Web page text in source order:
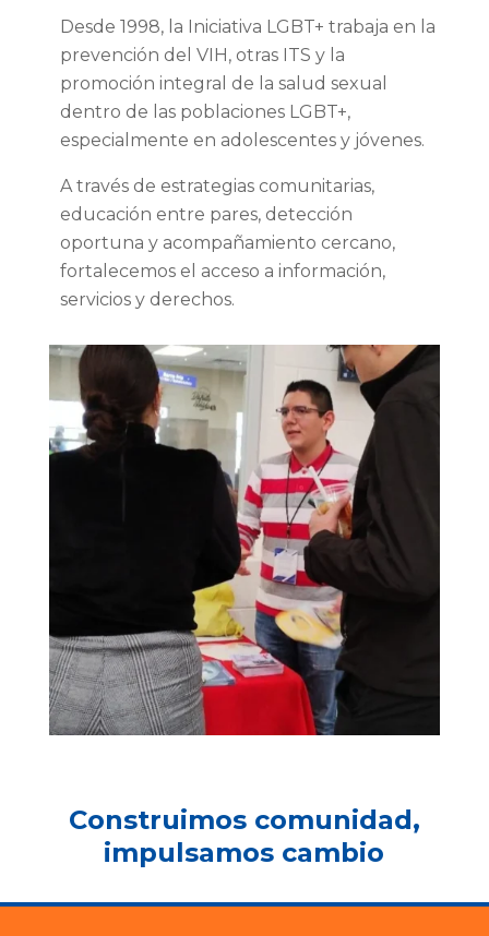
Desde 1998, la Iniciativa LGBT+ trabaja en la
prevención del VIH, otras ITS y la
promoción integral de la salud sexual
dentro de las poblaciones LGBT+,
especialmente en adolescentes y jóvenes.
A través de estrategias comunitarias,
educación entre pares, detección
oportuna y acompañamiento cercano,
fortalecemos el acceso a información,
servicios y derechos.
Construimos comunidad,
impulsamos cambio